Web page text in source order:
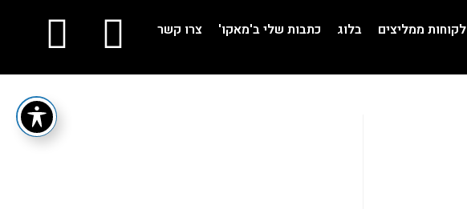
לקוחות ממליצים בלוג כתבות שלי ב'מאקו' צרו קשר